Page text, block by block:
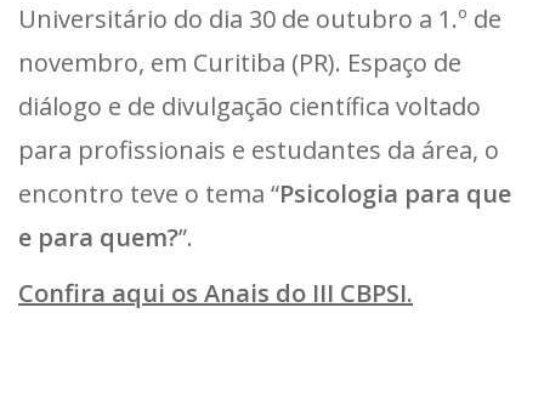
Universitário do dia 30 de outubro a 1.º de
novembro, em Curitiba (PR). Espaço de
diálogo e de divulgação científica voltado
para profissionais e estudantes da área, o
encontro teve o tema “Psicologia para que
e para quem?”.
Confira aqui os Anais do III CBPSI.